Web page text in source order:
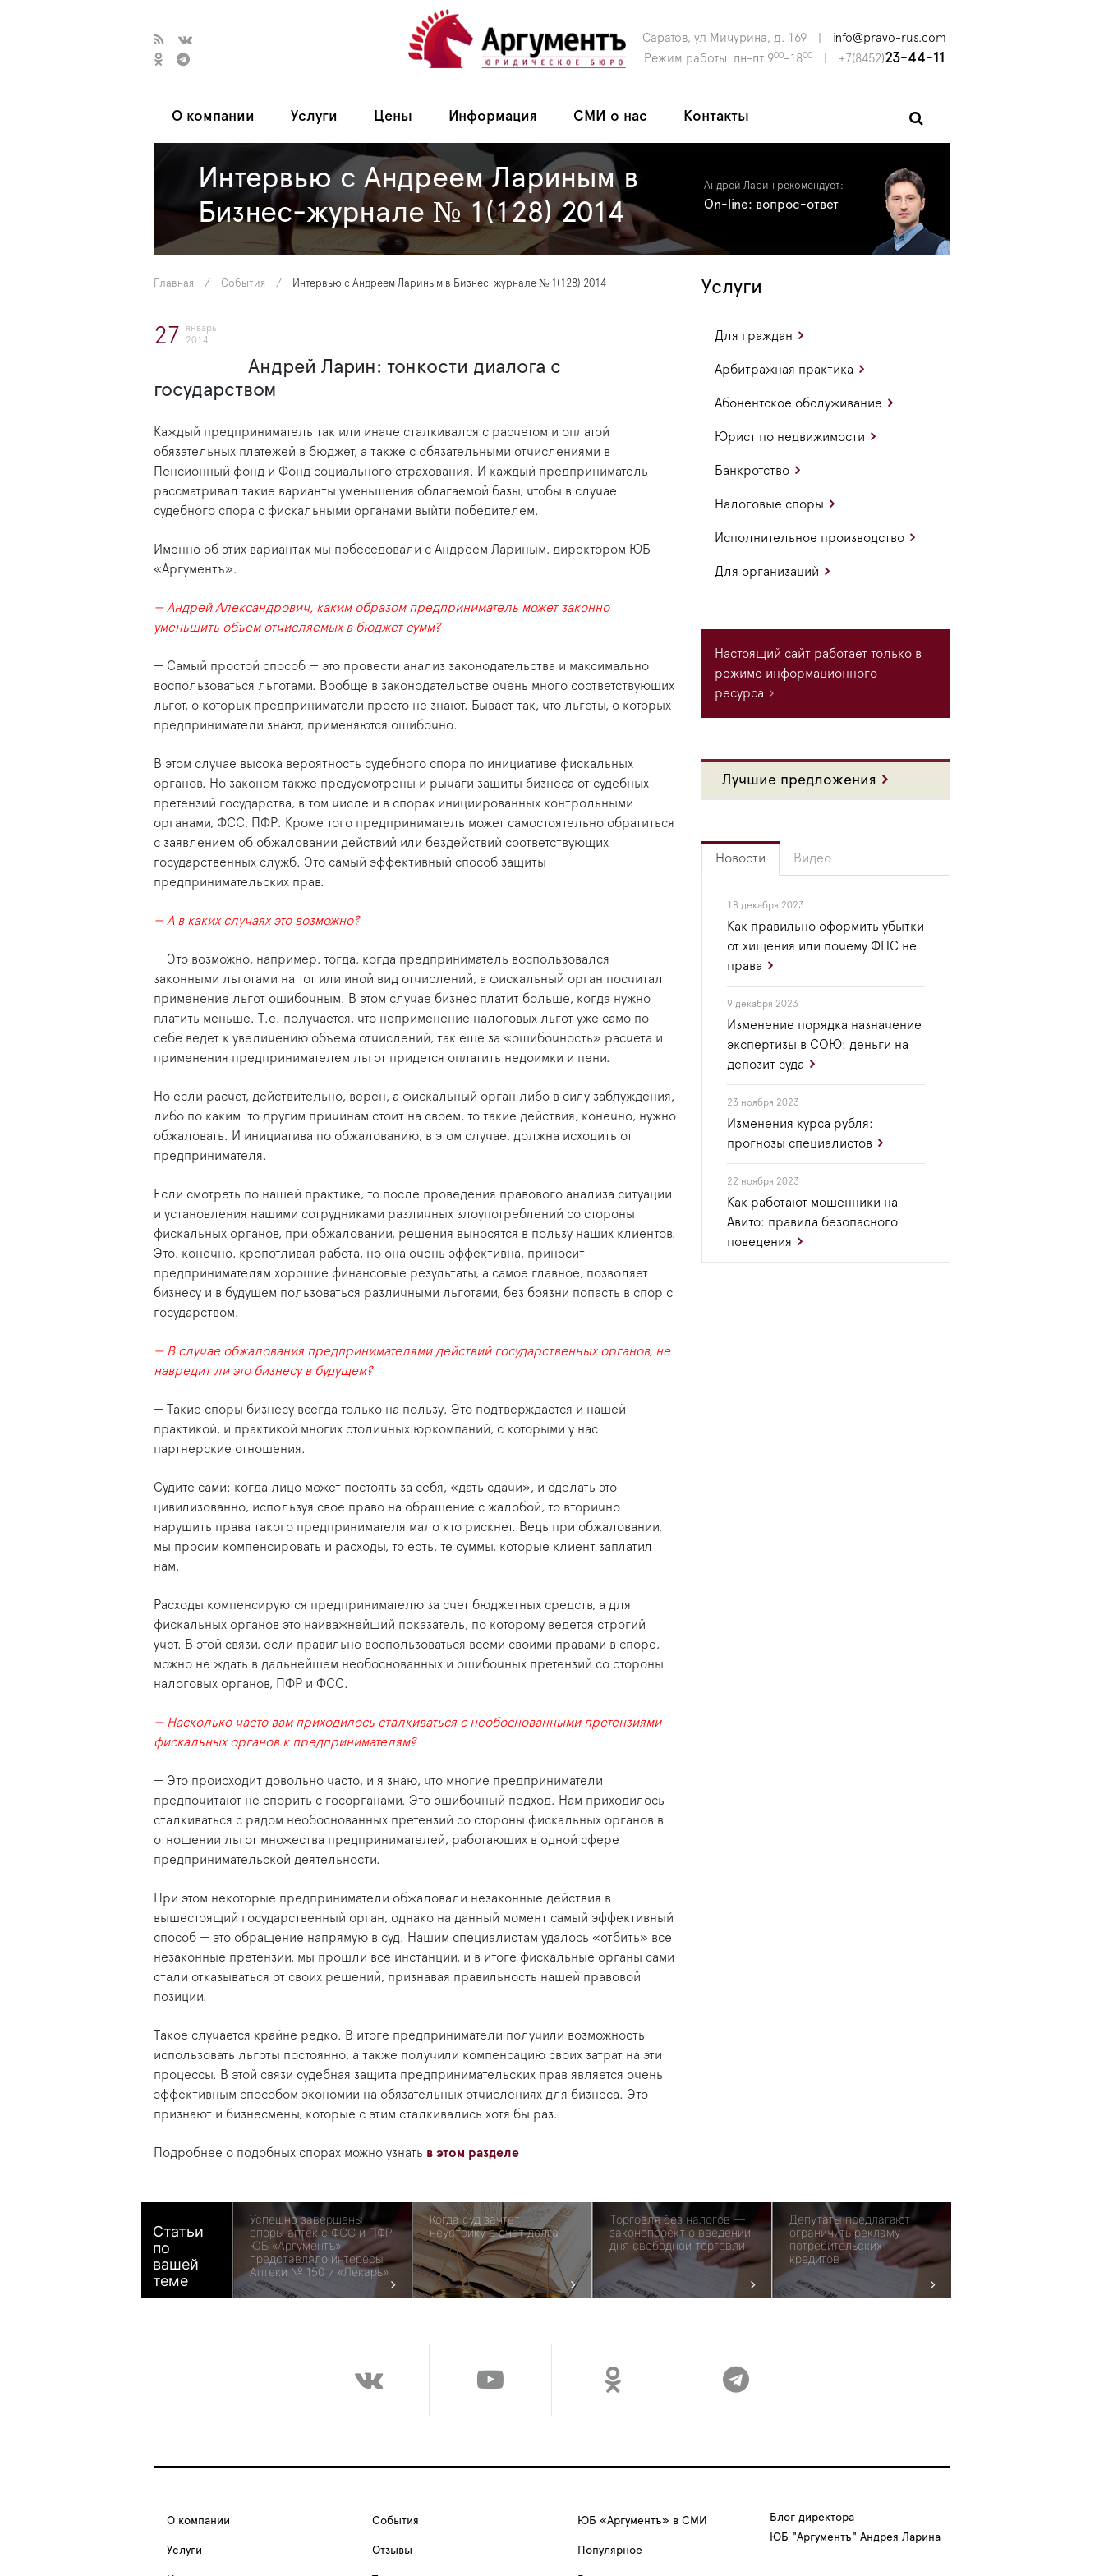
Саратов, ул Мичурина, д. 169
info@pravo-rus.com
Режим работы: пн-пт 900-1800 +7(8452)23-44-11
О компании Услуги Цены Информация СМИ о нас Контакты
Интервью с Андреем Лариным в
Бизнес-журнале № 1(128) 2014
Андрей Ларин рекомендует:
On-line: вопрос-ответ
Главная / События / Интервью с Андреем Лариным в Бизнес-журнале № 1(128) 2014
27
январь
2014
Андрей Ларин: тонкости диалога с
государством
Каждый предприниматель так или иначе сталкивался с расчетом и оплатой
обязательных платежей в бюджет, а также с обязательными отчислениями в
Пенсионный фонд и Фонд социального страхования. И каждый предприниматель
рассматривал такие варианты уменьшения облагаемой базы, чтобы в случае
судебного спора с фискальными органами выйти победителем.
Именно об этих вариантах мы побеседовали с Андреем Лариным, директором ЮБ
«Аргументъ».
— Андрей Александрович, каким образом предприниматель может законно
уменьшить объем отчисляемых в бюджет сумм?
— Самый простой способ — это провести анализ законодательства и максимально
воспользоваться льготами. Вообще в законодательстве очень много соответствующих
льгот, о которых предприниматели просто не знают. Бывает так, что льготы, о которых
предприниматели знают, применяются ошибочно.
В этом случае высока вероятность судебного спора по инициативе фискальных
органов. Но законом также предусмотрены и рычаги защиты бизнеса от судебных
претензий государства, в том числе и в спорах инициированных контрольными
органами, ФСС, ПФР. Кроме того предприниматель может самостоятельно обратиться
с заявлением об обжаловании действий или бездействий соответствующих
государственных служб. Это самый эффективный способ защиты
предпринимательских прав.
— А в каких случаях это возможно?
— Это возможно, например, тогда, когда предприниматель воспользовался
законными льготами на тот или иной вид отчислений, а фискальный орган посчитал
применение льгот ошибочным. В этом случае бизнес платит больше, когда нужно
платить меньше. Т.е. получается, что неприменение налоговых льгот уже само по
себе ведет к увеличению объема отчислений, так еще за «ошибочность» расчета и
применения предпринимателем льгот придется оплатить недоимки и пени.
Но если расчет, действительно, верен, а фискальный орган либо в силу заблуждения,
либо по каким-то другим причинам стоит на своем, то такие действия, конечно, нужно
обжаловать. И инициатива по обжалованию, в этом случае, должна исходить от
предпринимателя.
Если смотреть по нашей практике, то после проведения правового анализа ситуации
и установления нашими сотрудниками различных злоупотреблений со стороны
фискальных органов, при обжаловании, решения выносятся в пользу наших клиентов.
Это, конечно, кропотливая работа, но она очень эффективна, приносит
предпринимателям хорошие финансовые результаты, а самое главное, позволяет
бизнесу и в будущем пользоваться различными льготами, без боязни попасть в спор с
государством.
— В случае обжалования предпринимателями действий государственных органов, не
навредит ли это бизнесу в будущем?
— Такие споры бизнесу всегда только на пользу. Это подтверждается и нашей
практикой, и практикой многих столичных юркомпаний, с которыми у нас
партнерские отношения.
Судите сами: когда лицо может постоять за себя, «дать сдачи», и сделать это
цивилизованно, используя свое право на обращение с жалобой, то вторично
нарушить права такого предпринимателя мало кто рискнет. Ведь при обжаловании,
мы просим компенсировать и расходы, то есть, те суммы, которые клиент заплатил
нам.
Расходы компенсируются предпринимателю за счет бюджетных средств, а для
фискальных органов это наиважнейший показатель, по которому ведется строгий
учет. В этой связи, если правильно воспользоваться всеми своими правами в споре,
можно не ждать в дальнейшем необоснованных и ошибочных претензий со стороны
налоговых органов, ПФР и ФСС.
— Насколько часто вам приходилось сталкиваться с необоснованными претензиями
фискальных органов к предпринимателям?
— Это происходит довольно часто, и я знаю, что многие предприниматели
предпочитают не спорить с госорганами. Это ошибочный подход. Нам приходилось
сталкиваться с рядом необоснованных претензий со стороны фискальных органов в
отношении льгот множества предпринимателей, работающих в одной сфере
предпринимательской деятельности.
При этом некоторые предприниматели обжаловали незаконные действия в
вышестоящий государственный орган, однако на данный момент самый эффективный
способ — это обращение напрямую в суд. Нашим специалистам удалось «отбить» все
незаконные претензии, мы прошли все инстанции, и в итоге фискальные органы сами
стали отказываться от своих решений, признавая правильность нашей правовой
позиции.
Такое случается крайне редко. В итоге предприниматели получили возможность
использовать льготы постоянно, а также получили компенсацию своих затрат на эти
процессы. В этой связи судебная защита предпринимательских прав является очень
эффективным способом экономии на обязательных отчислениях для бизнеса. Это
признают и бизнесмены, которые с этим сталкивались хотя бы раз.
Подробнее о подобных спорах можно узнать в этом разделе
Услуги
Для граждан
Арбитражная практика
Абонентское обслуживание
Юрист по недвижимости
Банкротство
Налоговые споры
Исполнительное производство
Для организаций
Настоящий сайт работает только в
режиме информационного
ресурса
Лучшие предложения
Новости Видео
18 декабря 2023
Как правильно оформить убытки
от хищения или почему ФНС не
права
9 декабря 2023
Изменение порядка назначение
экспертизы в СОЮ: деньги на
депозит суда
23 ноября 2023
Изменения курса рубля:
прогнозы специалистов
22 ноября 2023
Как работают мошенники на
Авито: правила безопасного
поведения
Статьи
по
вашей
теме
Успешно завершены
споры аптек с ФСС и ПФР.
ЮБ «Аргументъ»
представляло интересы
Аптеки № 150 и «Лекарь»
Когда суд зачтет
неустойку в счет долга
Торговля без налогов —
законопроект о введении
дня свободной торговли
Депутаты предлагают
ограничить рекламу
потребительских
кредитов
О компании
Услуги
События
Отзывы
ЮБ «Аргументъ» в СМИ
Популярное
Блог директора
ЮБ "Аргументъ" Андрея Ларина